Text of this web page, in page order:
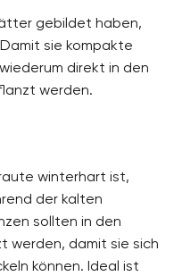
gebildet haben,
sie kompakte
direkt in den
werden.
winterhart ist,
der kalten
sollten in den
werden, damit sie sich
können. Ideal ist